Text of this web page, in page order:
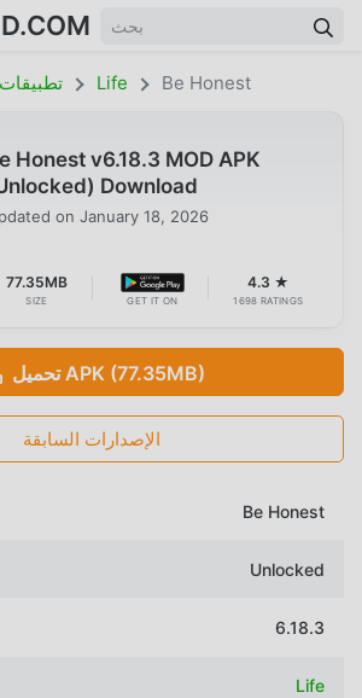
تطبيقات Life Be Honest
Honest v6.18.3 MOD APK
Download
on January 18, 2026
77.35MB
SIZE GET IT ON
4.3 ★
1698 RATINGS
تحميل APK (77.35MB)
الإصدارات السابقة
Be Honest
Unlocked
6.18.3
Life